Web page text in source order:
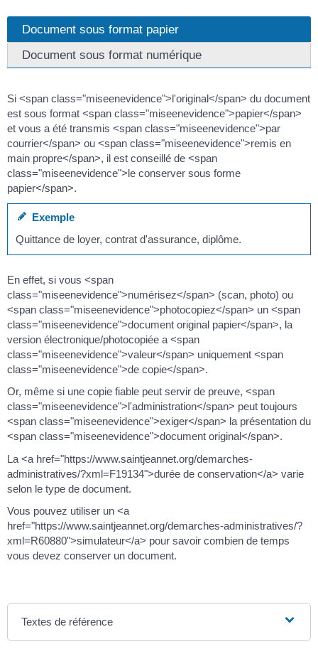
Document sous format papier
Document sous format numérique
Si <span class="miseenevidence">l'original</span> du document
est sous format <span class="miseenevidence">papier</span>
et vous a été transmis <span class="miseenevidence">par
courrier</span> ou <span class="miseenevidence">remis en
main propre</span>, il est conseillé de <span
class="miseenevidence">le conserver sous forme
papier</span>.
Exemple
Quittance de loyer, contrat d'assurance, diplôme.
En effet, si vous <span
class="miseenevidence">numérisez</span> (scan, photo) ou
<span class="miseenevidence">photocopiez</span> un <span
class="miseenevidence">document original papier</span>, la
version électronique/photocopiée a <span
class="miseenevidence">valeur</span> uniquement <span
class="miseenevidence">de copie</span>.
Or, même si une copie fiable peut servir de preuve, <span
class="miseenevidence">l'administration</span> peut toujours
<span class="miseenevidence">exiger</span> la présentation du
<span class="miseenevidence">document original</span>.
La <a href="https://www.saintjeannet.org/demarches-
administratives/?xml=F19134">durée de conservation</a> varie
selon le type de document.
Vous pouvez utiliser un <a
href="https://www.saintjeannet.org/demarches-administratives/?
xml=R60880">simulateur</a> pour savoir combien de temps
vous devez conserver un document.
Textes de référence